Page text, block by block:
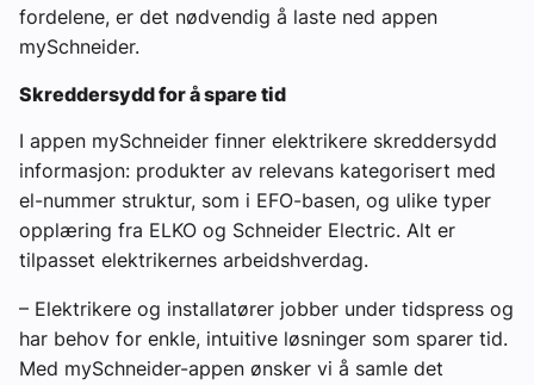
fordelene, er det nødvendig å laste ned appen
mySchneider.
Skreddersydd for å spare tid
I appen mySchneider finner elektrikere skreddersydd
informasjon: produkter av relevans kategorisert med
el-nummer struktur, som i EFO-basen, og ulike typer
opplæring fra ELKO og Schneider Electric. Alt er
tilpasset elektrikernes arbeidshverdag.
– Elektrikere og installatører jobber under tidspress og
har behov for enkle, intuitive løsninger som sparer tid.
Med mySchneider-appen ønsker vi å samle det